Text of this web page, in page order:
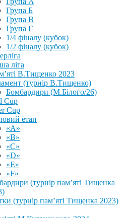
Група Б
Група В
Група Г
1/4 фіналу (кубок)
1/2 фіналу (кубок)
ліга
В.Тищенко 2023
(турнір В.Тищенко)
Бомбардири (М.Білого/26)
Cup
Cup
етап
«А»
«В»
«С»
«D»
«Е»
«F»
(турнір пам’яті Тищенка
(турнір пам’яті Тищенка 2023)